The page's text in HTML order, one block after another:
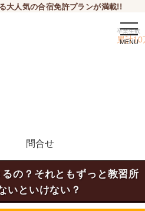
大人気の合宿免許プランが満載!!
卒業生数
累計10
問合せ
の？それともずっと教習所
いといけない？